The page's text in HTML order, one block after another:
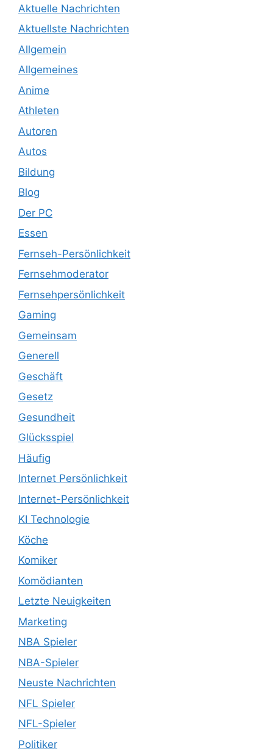
Aktuelle Nachrichten
Aktuellste Nachrichten
Allgemein
Allgemeines
Anime
Athleten
Autoren
Autos
Bildung
Blog
Der PC
Essen
Fernseh-Persönlichkeit
Fernsehmoderator
Fernsehpersönlichkeit
Gaming
Gemeinsam
Generell
Geschäft
Gesetz
Gesundheit
Glücksspiel
Häufig
Internet Persönlichkeit
Internet-Persönlichkeit
KI Technologie
Köche
Komiker
Komödianten
Letzte Neuigkeiten
Marketing
NBA Spieler
NBA-Spieler
Neuste Nachrichten
NFL Spieler
NFL-Spieler
Politiker